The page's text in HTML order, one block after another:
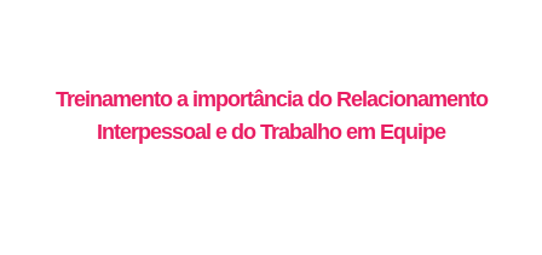
Treinamento a importância do Relacionamento
Interpessoal e do Trabalho em Equipe